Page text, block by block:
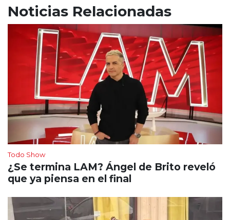
Noticias Relacionadas
Todo Show
¿Se termina LAM? Ángel de Brito reveló
que ya piensa en el final